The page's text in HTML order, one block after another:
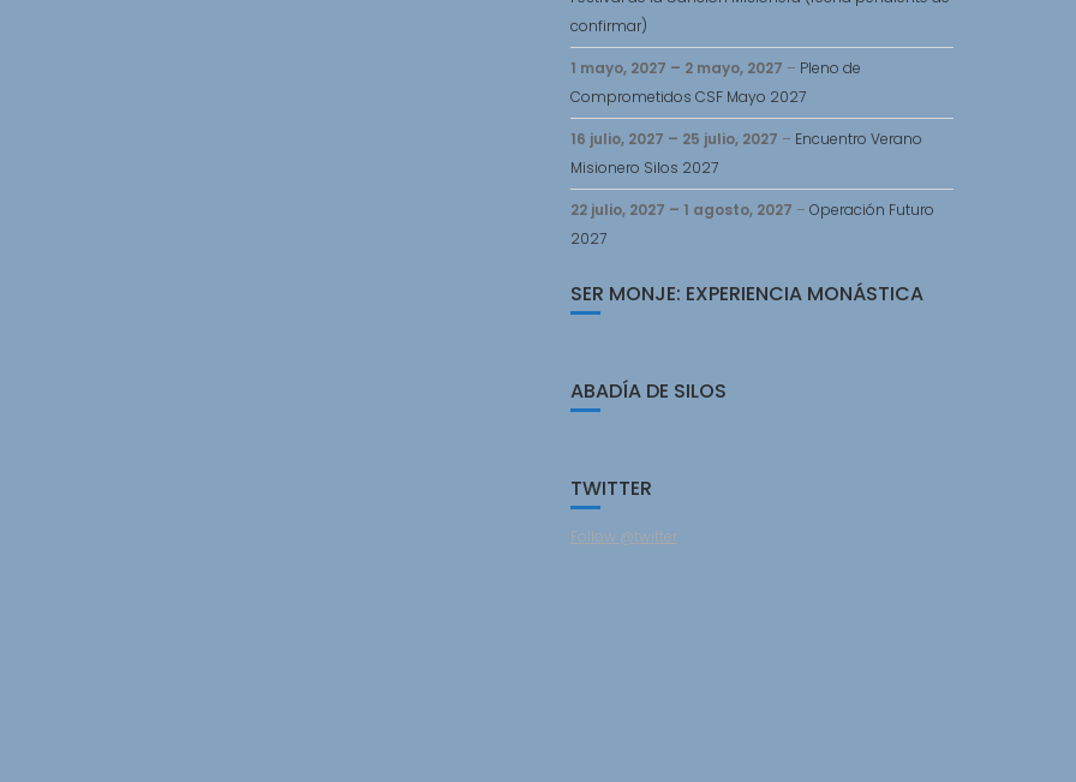
confirmar)
1 mayo, 2027 – 2 mayo, 2027 – Pleno de
Comprometidos CSF Mayo 2027
16 julio, 2027 – 25 julio, 2027 – Encuentro Verano
Misionero Silos 2027
22 julio, 2027 – 1 agosto, 2027 – Operación Futuro
2027
SER MONJE: EXPERIENCIA MONÁSTICA
ABADÍA DE SILOS
TWITTER
Follow @twitter